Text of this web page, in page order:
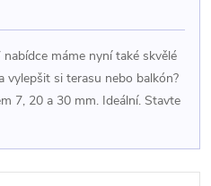
nabídce máme nyní také skvělé
vylepšit si terasu nebo balkón?
7, 20 a 30 mm. Ideální. Stavte